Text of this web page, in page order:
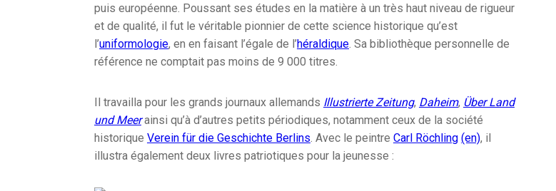
puis européenne. Poussant ses études en la matière à un très haut niveau de rigueur
et de qualité, il fut le véritable pionnier de cette science historique qu’est
l’uniformologie, en en faisant l’égale de l’héraldique. Sa bibliothèque personnelle de
référence ne comptait pas moins de 9 000 titres.
Il travailla pour les grands journaux allemands Illustrierte Zeitung, Daheim, Über Land
und Meerainsi qu’à d’autres petits périodiques, notamment ceux de la société
historique Verein für die Geschichte Berlins. Avec le peintre Carl Röchling (en), il
illustra également deux livres patriotiques pour la jeunesse :